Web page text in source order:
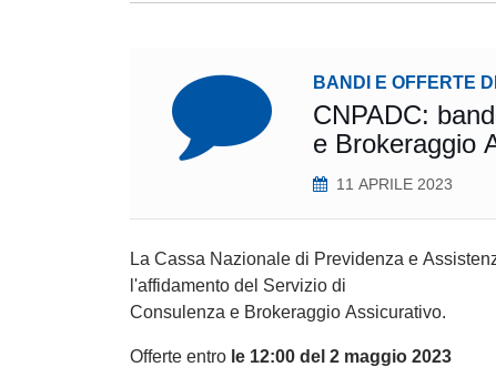
BANDI E OFFERTE
CNPADC:
e Brokeraggio
11 APRILE 2023
La Cassa Nazionale di Previdenza e
l'affidamento del Servizio di
Consulenza e Brokeraggio Assicurativo.
Offerte entro le 12:00 del 2 maggio 2023